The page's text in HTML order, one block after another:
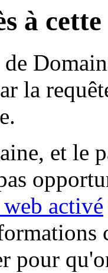
à
la
et le
activé
pour